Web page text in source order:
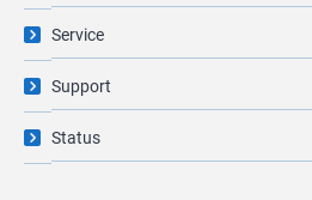
Service
Support
Status